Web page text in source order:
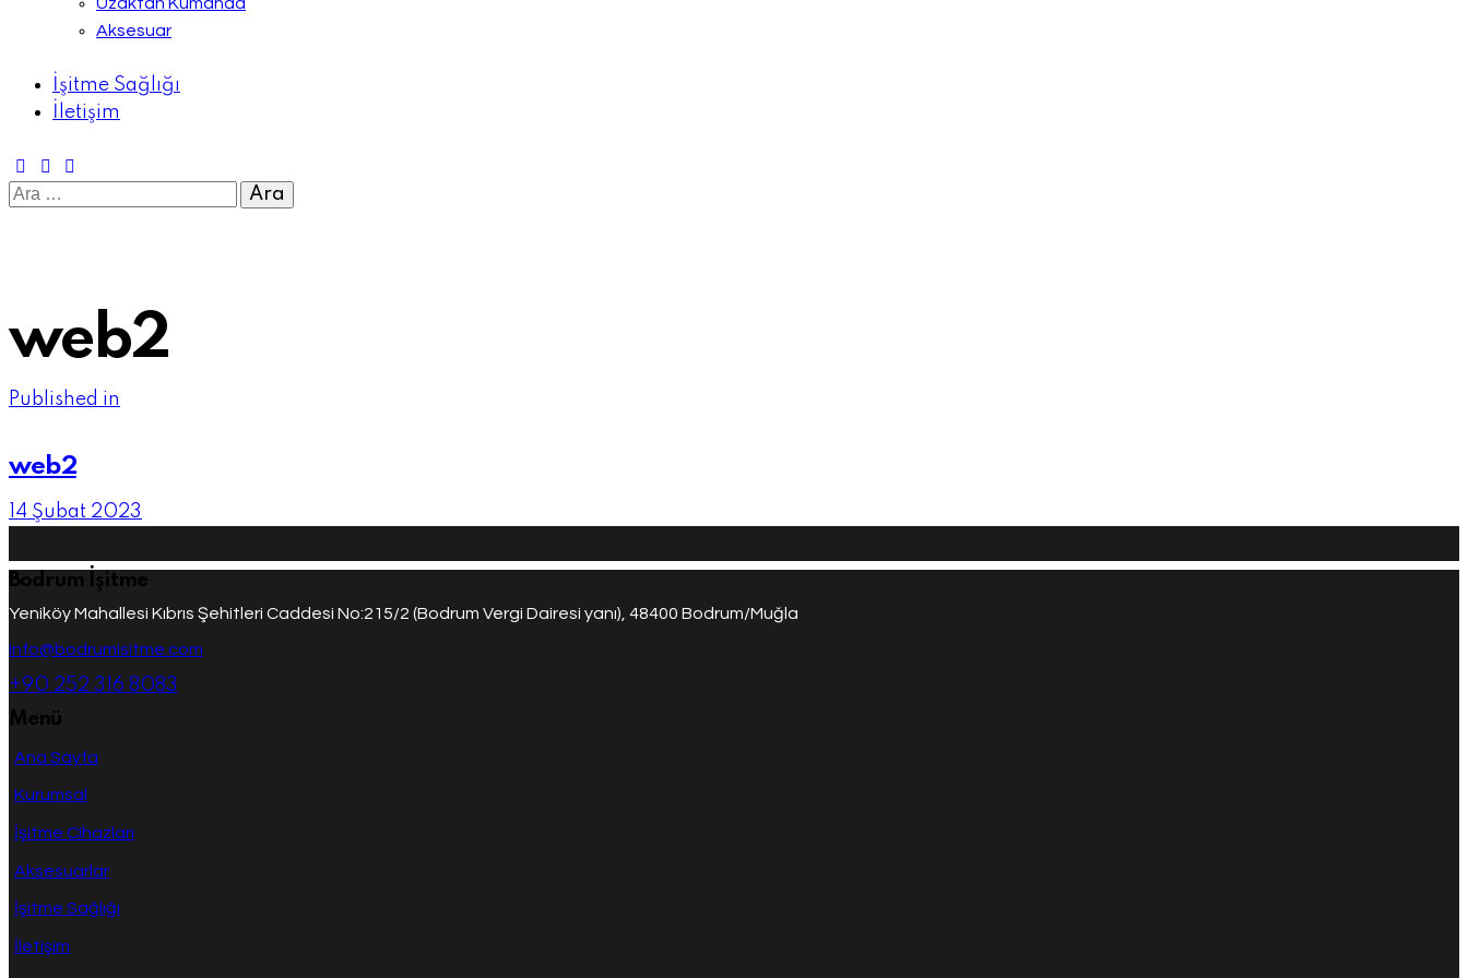
Aksesuar
İşitme Sağlığı
İletişim
Arama:
web2
Yazı
dolaşımı
Published in
web2
14 Şubat 2023
Bodrum İşitme
Yeniköy Mahallesi Kıbrıs Şehitleri Caddesi No:215/2 (Bodrum Vergi Dairesi yanı), 48400 Bodrum/Muğla
info@bodrumisitme.com
+90 252 316 8083
Menü
Ana Sayfa
Kurumsal
İşitme Cihazları
Aksesuarlar
İşitme Sağlığı
İletişim